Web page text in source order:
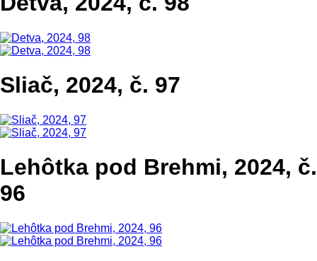
Sliač, 2024, č. 97
Lehôtka pod Brehmi, 2024, č.
96